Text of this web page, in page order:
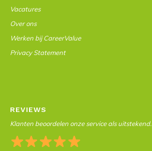
Vacatures
Over ons
Werken bij CareerValue
Privacy Statement
REVIEWS
Klanten beoordelen onze service als uitstekend.